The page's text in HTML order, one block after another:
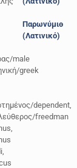
male
greek
dependent,
freedman
Παρωνύμιο
(Λατινικό)
-